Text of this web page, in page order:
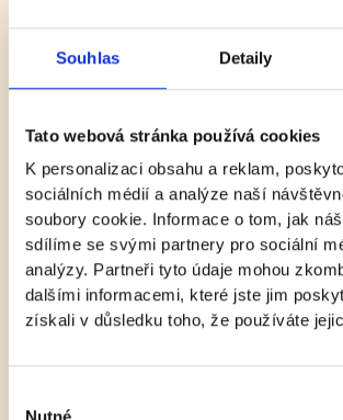
Souhlas Detaily
Tato webová stránka používá cookies
K personalizaci obsahu a reklam,
sociálních médií a analýze naší
soubory cookie. Informace o tom, jak
sdílíme se svými partnery pro sociální
analýzy. Partneři tyto údaje mohou
dalšími informacemi, které jste jim
získali v důsledku toho, že používáte
o nejmenší, o naši budoucí generaci, jde
S dětmi jednáme s respektem – jako se
děti milují a v jejich vzdělávání nachází
unikání prostředí založené na důvěře mezi
a školičkou.
Více si o našich hodnotáchmůžete
Mohu zapsat dcerku i během roku?
otevřeno i přes prázdniny?
Ano. Zápis máme otevřený celoročně a